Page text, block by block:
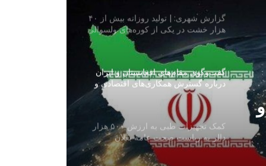
به ارزش ۵۰۰
گفت‌وگوی مقام‌های افغانستان و ایران
درباره گسترش همکاری‌های اقتصادی و
تجارتی
کمک تجهیزات طبی به ارزش ۵۰۰ هزار
دالر به ریاست صحت عامه بغلان
افغانستان و آذربایجان درباره همکاری‌های
محیط زیستی گفت‌وگو کردند